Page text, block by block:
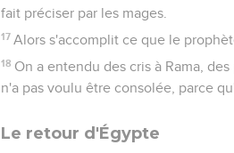
fait préciser par les mages.
17 Alors s'accomplit ce que le
18 On a entendu des cris à Rama,
n'a pas voulu être consolée, parce
Le retour d'Égypte